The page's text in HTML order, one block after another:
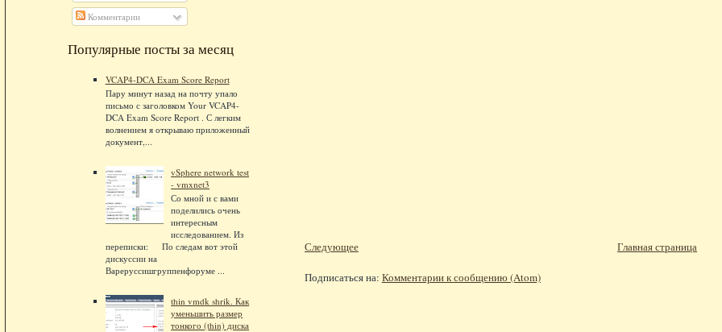
Комментарии
Популярные посты за месяц
VCAP4-DCA Exam Score Report
Пару минут назад на почту упало
письмо с заголовком Your VCAP4-
DCA Exam Score Report . С легким
волнением я открываю приложенный
документ,...
vSphere network test
- vmxnet3
Со мной и с вами
поделились очень
интересным
исследованием. Из
переписки: По следам вот этой
дискуссии на
Вареруссишгруппенфоруме ...
thin vmdk shrik. Как
уменьшить размер
тонкого (thin) диска
Следующее Главная страница
Подписаться на: Комментарии к сообщению (Atom)